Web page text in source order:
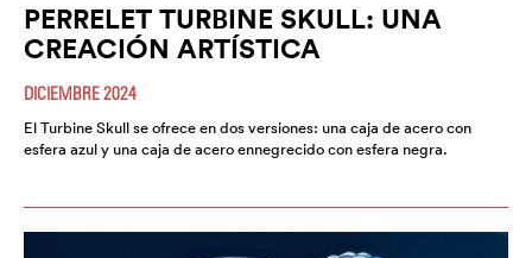
PERRELET TURBINE SKULL: UNA
CREACIÓN ARTÍSTICA
DICIEMBRE 2024
El Turbine Skull se ofrece en dos versiones: una caja de acero con
esfera azul y una caja de acero ennegrecido con esfera negra.